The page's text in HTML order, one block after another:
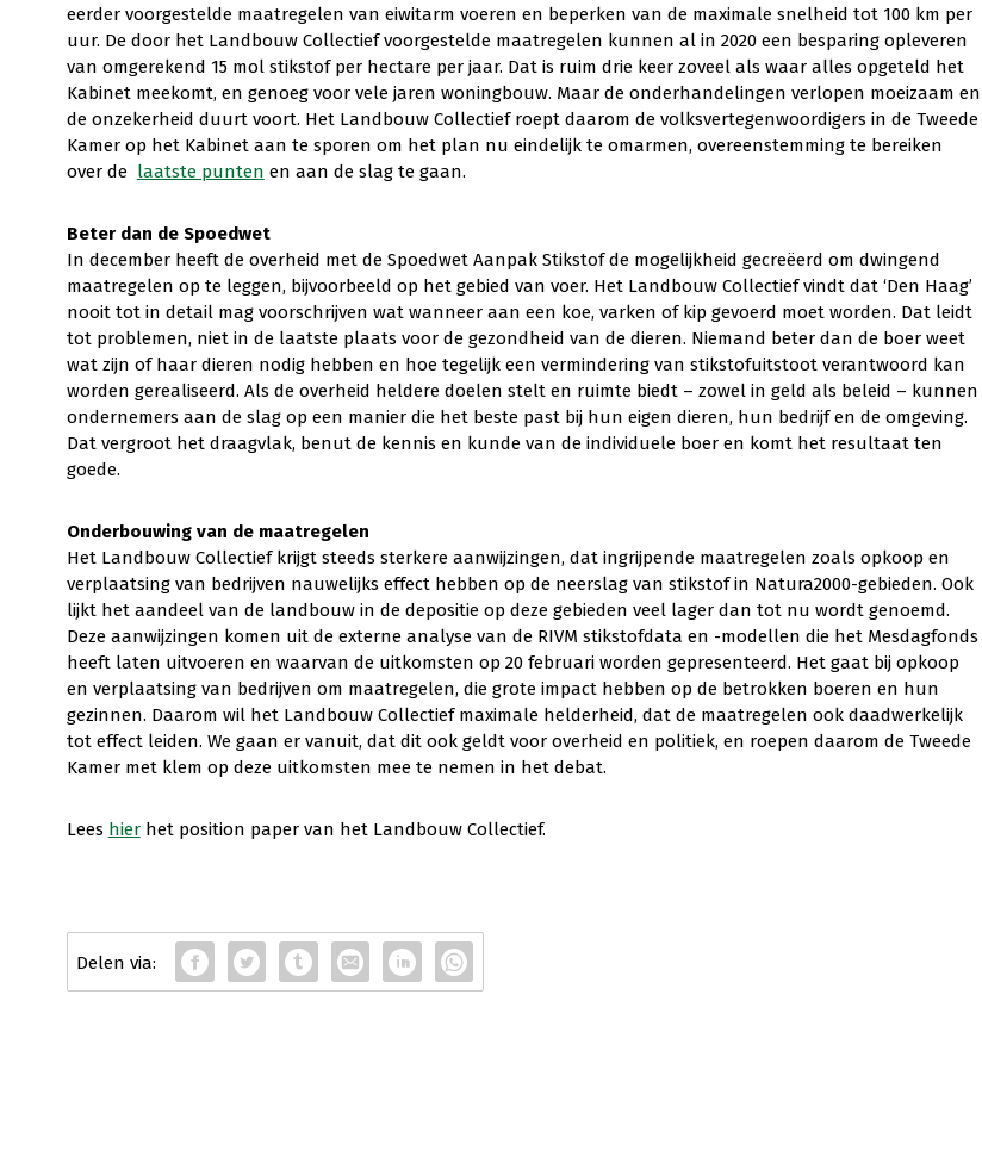
eerder voorgestelde maatregelen van eiwitarm voeren en beperken van de maximale snelheid tot 100 km per
uur. De door het Landbouw Collectief voorgestelde maatregelen kunnen al in 2020 een besparing opleveren
van omgerekend 15 mol stikstof per hectare per jaar. Dat is ruim drie keer zoveel als waar alles opgeteld het
Kabinet meekomt, en genoeg voor vele jaren woningbouw. Maar de onderhandelingen verlopen moeizaam en
de onzekerheid duurt voort. Het Landbouw Collectief roept daarom de volksvertegenwoordigers in de Tweede
Kamer op het Kabinet aan te sporen om het plan nu eindelijk te omarmen, overeenstemming te bereiken
over de laatste punten en aan de slag te gaan.
Beter dan de Spoedwet
In december heeft de overheid met de Spoedwet Aanpak Stikstof de mogelijkheid gecreëerd om dwingend
maatregelen op te leggen, bijvoorbeeld op het gebied van voer. Het Landbouw Collectief vindt dat ‘Den Haag’
nooit tot in detail mag voorschrijven wat wanneer aan een koe, varken of kip gevoerd moet worden. Dat leidt
tot problemen, niet in de laatste plaats voor de gezondheid van de dieren. Niemand beter dan de boer weet
wat zijn of haar dieren nodig hebben en hoe tegelijk een vermindering van stikstofuitstoot verantwoord kan
worden gerealiseerd. Als de overheid heldere doelen stelt en ruimte biedt – zowel in geld als beleid – kunnen
ondernemers aan de slag op een manier die het beste past bij hun eigen dieren, hun bedrijf en de omgeving.
Dat vergroot het draagvlak, benut de kennis en kunde van de individuele boer en komt het resultaat ten
goede.
Onderbouwing van de maatregelen
Het Landbouw Collectief krijgt steeds sterkere aanwijzingen, dat ingrijpende maatregelen zoals opkoop en
verplaatsing van bedrijven nauwelijks effect hebben op de neerslag van stikstof in Natura2000-gebieden. Ook
lijkt het aandeel van de landbouw in de depositie op deze gebieden veel lager dan tot nu wordt genoemd.
Deze aanwijzingen komen uit de externe analyse van de RIVM stikstofdata en -modellen die het Mesdagfonds
heeft laten uitvoeren en waarvan de uitkomsten op 20 februari worden gepresenteerd. Het gaat bij opkoop
en verplaatsing van bedrijven om maatregelen, die grote impact hebben op de betrokken boeren en hun
gezinnen. Daarom wil het Landbouw Collectief maximale helderheid, dat de maatregelen ook daadwerkelijk
tot effect leiden. We gaan er vanuit, dat dit ook geldt voor overheid en politiek, en roepen daarom de Tweede
Kamer met klem op deze uitkomsten mee te nemen in het debat.
Lees hierhet position paper van het Landbouw Collectief.